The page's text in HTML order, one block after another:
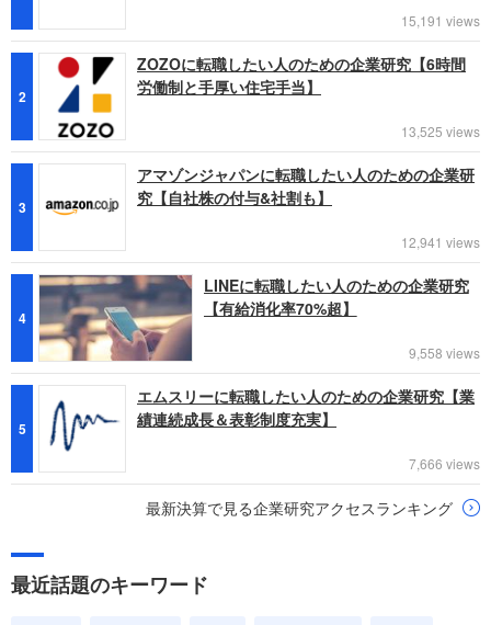
15,191 views
2
ZOZOに転職したい人のための企業研究【6時間
労働制と手厚い住宅手当】
13,525 views
3
アマゾンジャパンに転職したい人のための企業研
究【自社株の付与&社割も】
12,941 views
4
LINEに転職したい人のための企業研究
【有給消化率70%超】
9,558 views
5
エムスリーに転職したい人のための企業研究【業
績連続成長＆表彰制度充実】
7,666 views
最新決算で見る企業研究アクセスランキング
最近話題のキーワード